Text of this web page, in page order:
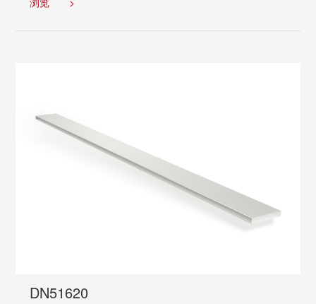
DN51620